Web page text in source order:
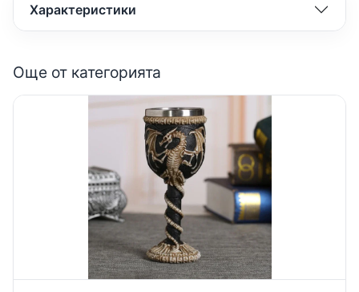
Характеристики
Още от категорията